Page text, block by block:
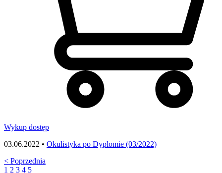
Wykup dostęp
03.06.2022 • Okulistyka po Dyplomie (03/2022)
< Poprzednia
1 2 3 4 5